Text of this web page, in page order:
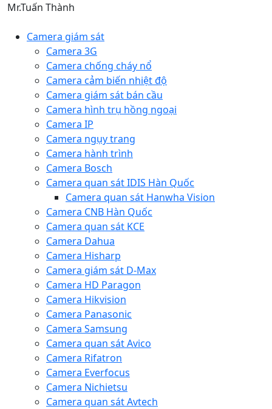
Mr.Tuấn Thành
Camera giám sát
Camera 3G
Camera chống cháy nổ
Camera cảm biến nhiệt độ
Camera giám sát bán cầu
Camera hình trụ hồng ngoại
Camera IP
Camera ngụy trang
Camera hành trình
Camera Bosch
Camera quan sát IDIS Hàn Quốc
Camera quan sát Hanwha Vision
Camera CNB Hàn Quốc
Camera quan sát KCE
Camera Dahua
Camera Hisharp
Camera giám sát D-Max
Camera HD Paragon
Camera Hikvision
Camera Panasonic
Camera Samsung
Camera quan sát Avico
Camera Rifatron
Camera Everfocus
Camera Nichietsu
Camera quan sát Avtech